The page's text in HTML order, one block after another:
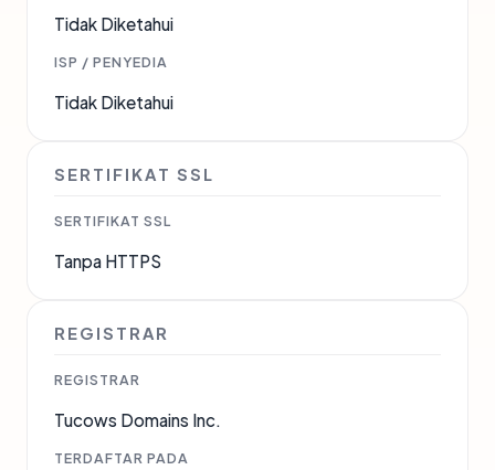
Tidak Diketahui
ISP / PENYEDIA
Tidak Diketahui
SERTIFIKAT SSL
SERTIFIKAT SSL
Tanpa HTTPS
REGISTRAR
REGISTRAR
Tucows Domains Inc.
TERDAFTAR PADA